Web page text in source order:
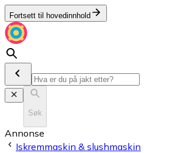
Fortsett til hovedinnhold
Søk
Annonse
Iskremmaskin & slushmaskin